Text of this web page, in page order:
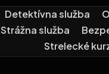
Detektívna služba
Strážna služba
Strelecké